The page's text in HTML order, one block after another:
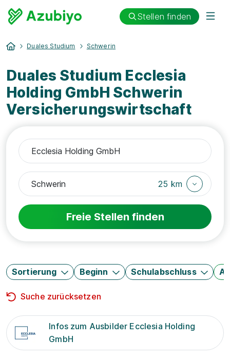
Stellen finden
Duales Studium Schwerin
Duales Studium Ecclesia
Holding GmbH Schwerin
Versicherungswirtschaft
25 km
Freie Stellen finden
Sortierung Beginn Schulabschluss
Suche zurücksetzen
Infos zum Ausbilder Ecclesia Holding
GmbH